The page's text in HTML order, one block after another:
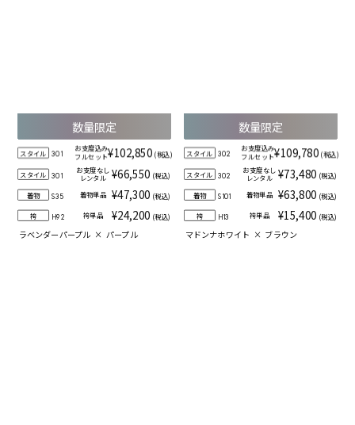
数量限定
スタイル 301
お支度込み
フルセット¥102,850 (税込)
スタイル 301
お支度なし
レンタル
¥66,550 (税込)
着物 S35 着物単品 ¥47,300 (税込)
袴 H92 袴単品 ¥24,200 (税込)
ラベンダーパープル × パープル
数量限定
スタイル 302
お支度込み
フルセット¥109,780 (税込)
スタイル 302
お支度なし
レンタル ¥73,480 (税込)
着物 S101 着物単品 ¥63,800 (税込)
袴 H13 袴単品 ¥15,400 (税込)
マドンナホワイト × ブラウン